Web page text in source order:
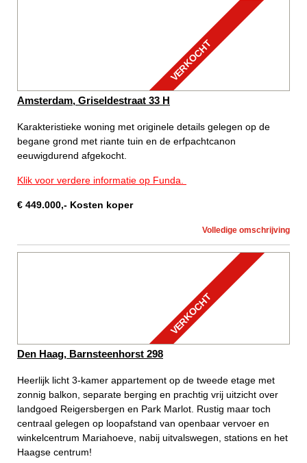
VERKOCHT
Amsterdam, Griseldestraat 33 H
Karakteristieke woning met originele details gelegen op de
begane grond met riante tuin en de erfpachtcanon
eeuwigdurend afgekocht.
Klik voor verdere informatie op Funda.
€ 449.000,- Kosten koper
Volledige omschrijving
VERKOCHT
Den Haag, Barnsteenhorst 298
Heerlijk licht 3-kamer appartement op de tweede etage met
zonnig balkon, separate berging en prachtig vrij uitzicht over
landgoed Reigersbergen en Park Marlot. Rustig maar toch
centraal gelegen op loopafstand van openbaar vervoer en
winkelcentrum Mariahoeve, nabij uitvalswegen, stations en het
Haagse centrum!